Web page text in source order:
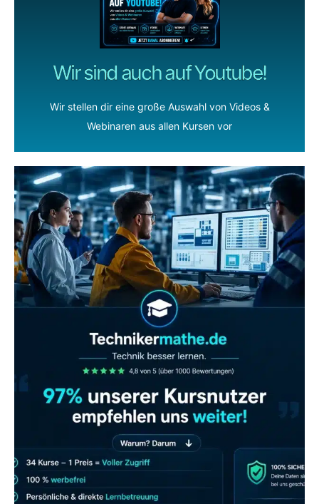
Wir sind auch auf Youtube!
Wir stellen dir eine große Auswahl von Videos &
Webinaren aus allen Kursen vor